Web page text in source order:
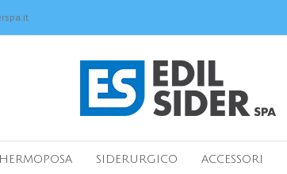
SIDERURGICO ACCESSORI